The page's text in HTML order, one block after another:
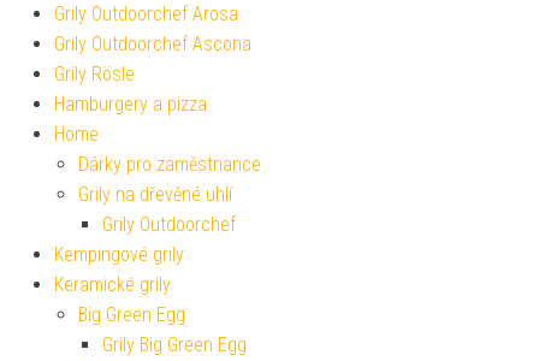
Grily Outdoorchef Arosa
Grily Outdoorchef Ascona
Grily Rösle
Hamburgery a pizza
Home
Dárky pro zaměstnance
Grily na dřevěné uhlí
Grily Outdoorchef
Kempingové grily
Keramické grily
Big Green Egg
Grily Big Green Egg